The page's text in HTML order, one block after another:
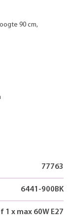
90 cm,
77763
6441-900BK
1 x max 60W E27